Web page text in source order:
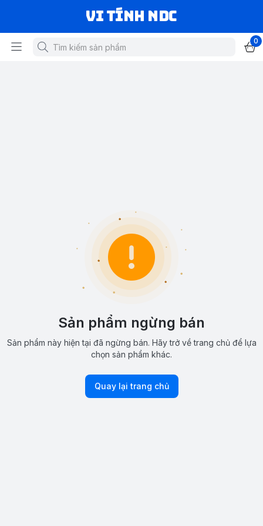
VI TÍNH NDC
0
Sản phẩm ngừng bán
Sản phẩm này hiện tại đã ngừng bán. Hãy trở về trang chủ để lựa
chọn sản phẩm khác.
Quay lại trang chủ